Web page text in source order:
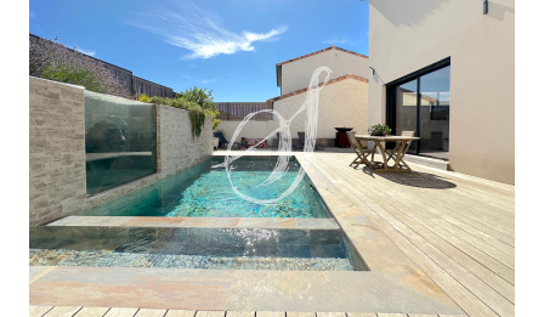
voir le bien